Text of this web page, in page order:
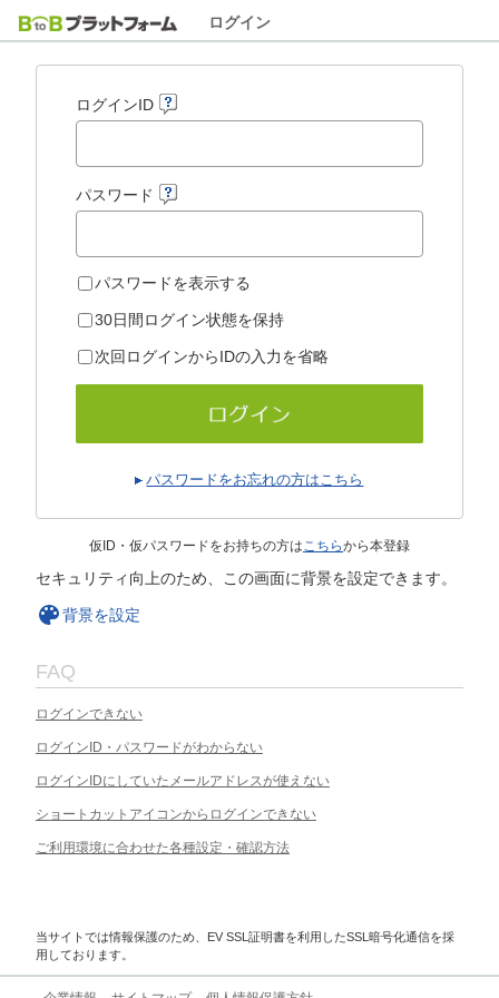
ログイン
ログインID
パスワード
パスワードを表示する
30日間ログイン状態を保持
次回ログインからIDの入力を省略
パスワードをお忘れの方はこちら
仮ID・仮パスワードをお持ちの方はこちらから本登録
セキュリティ向上のため、この画面に背景を設定できます。
背景を設定
FAQ
ログインできない
ログインID・パスワードがわからない
ログインIDにしていたメールアドレスが使えない
ショートカットアイコンからログインできない
ご利用環境に合わせた各種設定・確認方法
当サイトでは情報保護のため、EV SSL証明書を利用したSSL暗号化通信を採
用しております。